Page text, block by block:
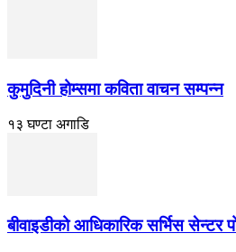
कुमुदिनी होम्समा कविता वाचन सम्पन्न
१३ घण्टा अगाडि
बीवाइडीको आधिकारिक सर्भिस सेन्टर